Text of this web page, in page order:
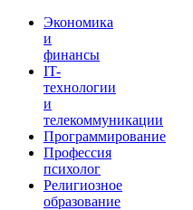
Экономика
и
финансы
IT-
технологии
и
телекоммуникации
Программирование
Профессия
психолог
Религиозное
образование